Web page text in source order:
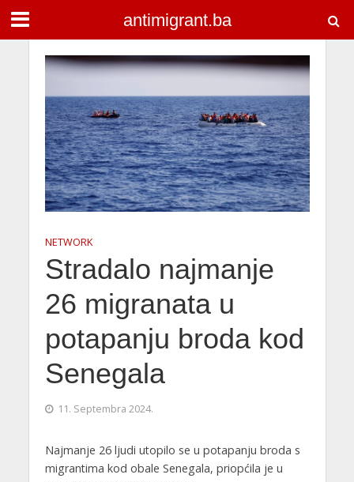
antimigrant.ba
NETWORK
Stradalo najmanje
26 migranata u
potapanju broda kod
Senegala
11. Septembra 2024.
Najmanje 26 ljudi utopilo se u potapanju broda s
migrantima kod obale Senegala, priopćila je u